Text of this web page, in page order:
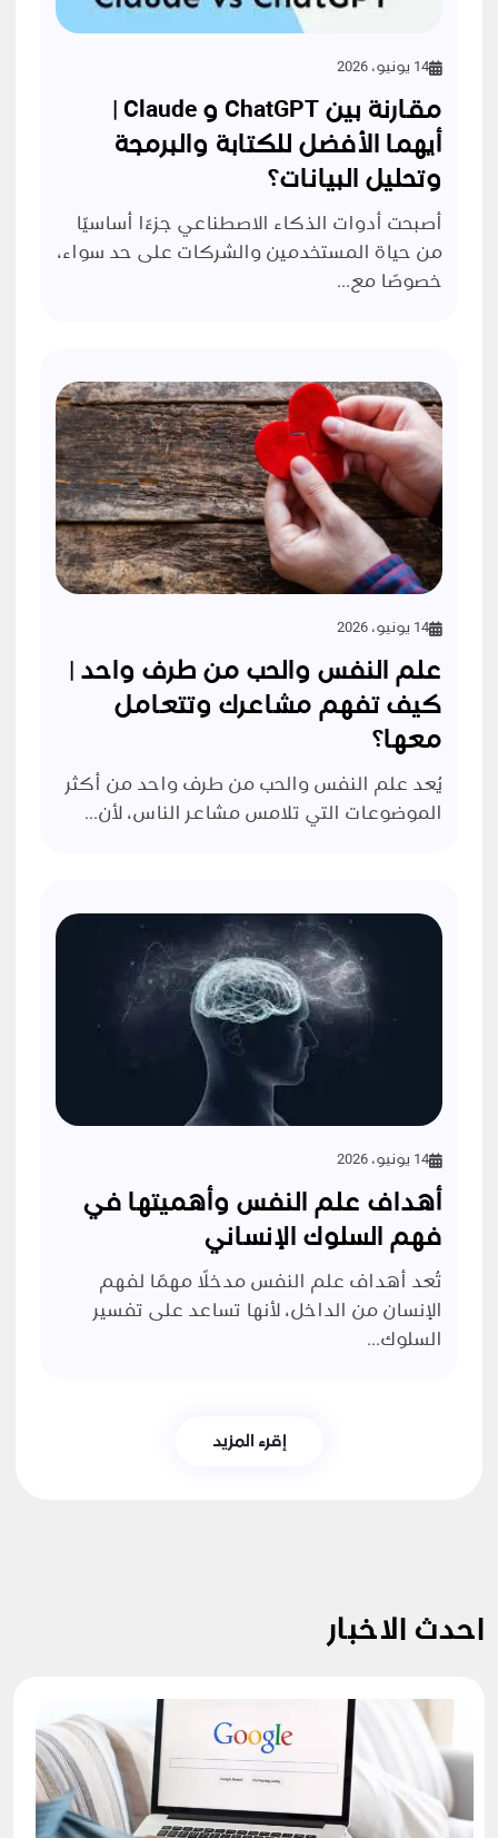
14 يونيو، 2026
أيهما الأفضل للكتابة والبرمجة
وتحليل البيانات؟
أصبحت أدوات الذكاء الاصطناعي جزءًا أساسيًا
من حياة المستخدمين والشركات على حد سواء،
خصوصًا مع...
14 يونيو، 2026
علم النفس والحب من طرف واحد |
كيف تفهم مشاعرك وتتعامل
معها؟
يُعد علم النفس والحب من طرف واحد من أكثر
الموضوعات التي تلامس مشاعر الناس، لأن...
14 يونيو، 2026
أهداف علم النفس وأهميتها في
فهم السلوك الإنساني
تُعد أهداف علم النفس مدخلًا مهمًا لفهم
الإنسان من الداخل، لأنها تساعد على تفسير
السلوك...
إقرء المزيد
احدث الاخبار